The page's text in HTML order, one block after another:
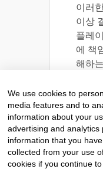
이러
이상
플레
에 책
해하
여정,
하는
물이
걸음
We use cookies to
media features and to
information about your
advertising and
information that you
collected from your use
cookies if you continue